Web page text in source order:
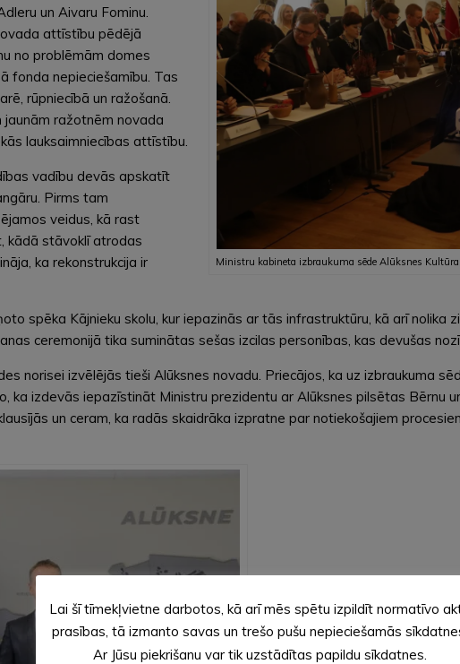
Ministru kabineta izbraukuma sēde Alūksnes
un Aivaru Fominu.
attīstību pēdējā
no problēmām domes
fonda nepieciešamību. Tas
rūpniecībā un ražošanā.
ražotnēm novada
lauksaimniecības attīstību.
vadību devās apskatīt
Pirms tam
veidus, kā rast
kādā stāvoklī atrodas
ka rekonstrukcija ir
spēka Kājnieku skolu, kur iepazinās ar tās infrastruktūru, kā arī nolika
ceremonijā tika suminātas sešas izcilas personības, kas devušas
norisei izvēlējās tieši Alūksnes novadu. Priecājos, ka uz izbraukuma
ka izdevās iepazīstināt Ministru prezidentu ar Alūksnes pilsētas Bērnu
un ceram, ka radās skaidrāka izpratne par notiekošajiem
Lai šī tīmekļvietne darbotos, kā arī mēs spētu izpildīt normatīvo
prasības, tā izmanto savas un trešo pušu nepieciešamās
Ar Jūsu piekrišanu var tik uzstādītas papildu sīkdatnes.